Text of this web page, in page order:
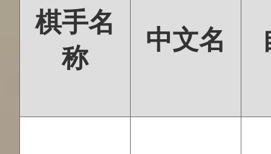
棋手名
称
中文名